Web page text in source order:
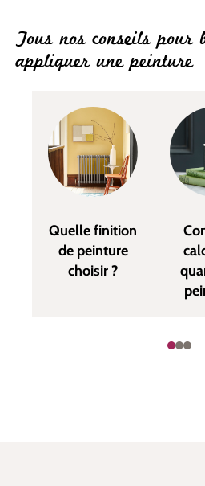
Tous nos conseils pour
appliquer une peinture
Quelle finition
de peinture
choisir ?